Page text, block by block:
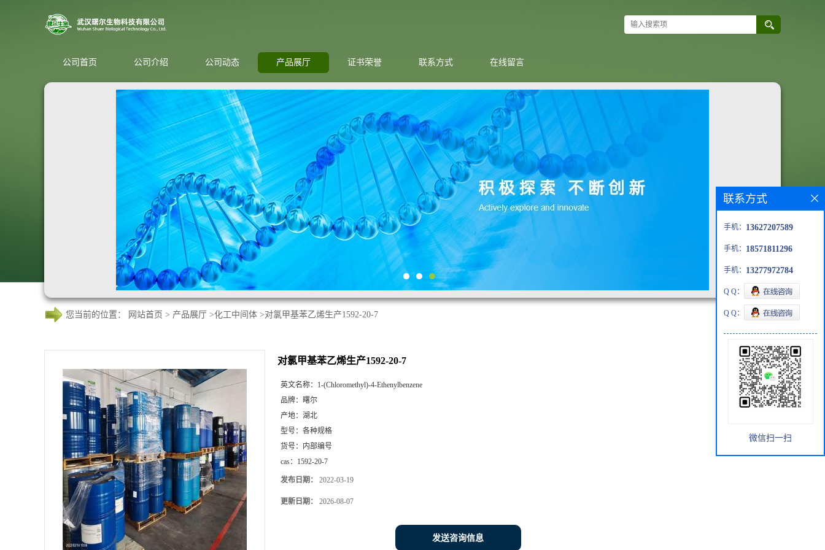
公司首页 公司介绍 公司动态 产品展厅 证书荣誉 联系方式 在线留言
您当前的位置： 网站首页 > 产品展厅 >化工中间体 >对氯甲基苯乙烯生产1592-20-7
对氯甲基苯乙烯生产1592-20-7
英文名称： 1-(Chloromethyl)-4-Ethenylbenzene
品牌： 曙尔
产地： 湖北
型号： 各种规格
货号：
内部编号
cas： 1592-20-7
发布日期： 2022-03-19
更新日期： 2026-08-07
发送咨询信息
联系方式
手机： 13627207589
手机： 18571811296
手机： 13277972784
Q Q：
Q Q：
微信扫一扫